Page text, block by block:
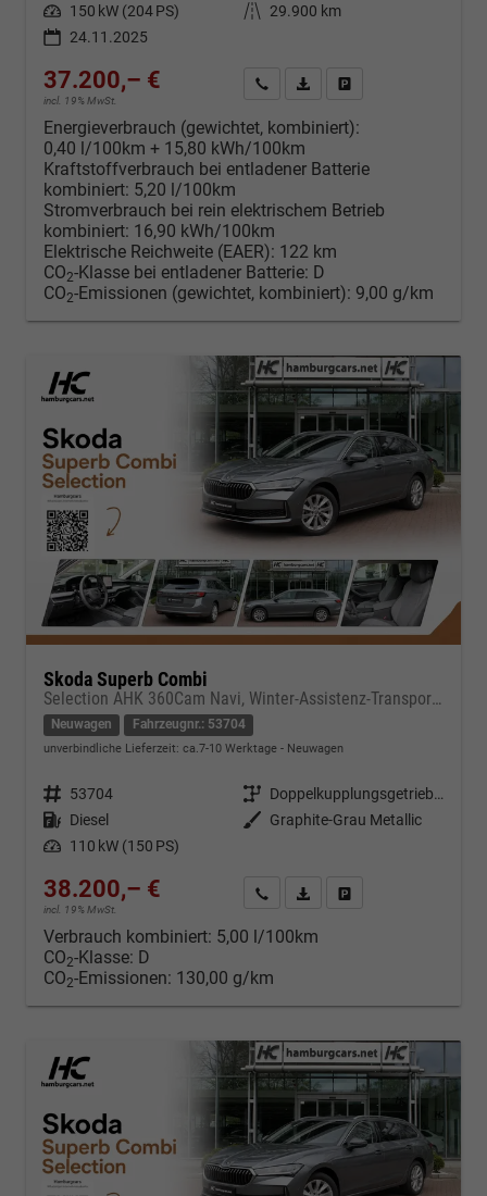
Leistung 150 kW (204 PS) Kilometerstand
29.900 km
24.11.2025
37.200,– €
incl. 19% MwSt.
Kontakt & Angebot anfordern
PDF-Datei, Fahrzeugexposé
Energieverbrauch (gewichtet, kombiniert):
0,40 l/100km + 15,80 kWh/100km
Kraftstoffverbrauch bei entladener Batterie
kombiniert: 5,20 l/100km
Stromverbrauch bei rein elektrischem Betrieb
kombiniert: 16,90 kWh/100km
Elektrische Reichweite (EAER): 122 km
CO2-Klasse bei entladener Batterie: D
CO2-Emissionen (gewichtet, kombiniert): 9,00 g/km
Skoda Superb Combi
Selection AHK 360Cam Navi, Winter-Assistenz-Transportpaket
Neuwagen Fahrzeugnr.: 53704
unverbindliche Lieferzeit: ca.7-10 Werktage Neuwagen
Fahrzeugnr. 53704 Getriebe
Doppelkupplungsgetriebe (DSG)
Kraftstoff Diesel Außenfarbe
Graphite-Grau Metallic
Leistung 110 kW (150 PS)
38.200,– €
incl. 19% MwSt.
Kontakt & Angebot anfordern
PDF-Datei, Fahrzeugexposé
Verbrauch kombiniert: 5,00 l/100km
CO2-Klasse: D
CO2-Emissionen: 130,00 g/km